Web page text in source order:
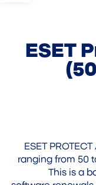
ESET
ESET
ranging from 50
This is a